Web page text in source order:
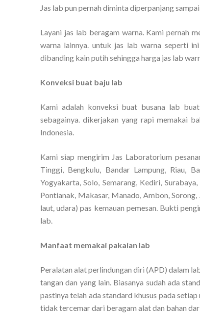
Jas lab pun pernah diminta diperpanjang
Layani jas lab beragam warna. Kami pernah
warna lainnya. untuk jas lab warna seperti
dibanding kain putih sehingga harga jas lab
Konveksi buat baju lab
Kami adalah konveksi buat busana lab
sebagainya. dikerjakan yang rapi memakai
Indonesia.
Kami siap mengirim Jas Laboratorium
Tinggi, Bengkulu, Bandar Lampung, Riau,
Yogyakarta, Solo, Semarang, Kediri,
Pontianak, Makasar, Manado, Ambon,
laut, udara) pas kemauan pemesan. Bukti
lab.
Manfaat memakai pakaian lab
Peralatan alat perlindungan diri (APD) dalam
tangan dan yang lain. Biasanya sudah ada
pastinya telah ada standard khusus pada
tidak tercemar dari beragam alat dan bahan